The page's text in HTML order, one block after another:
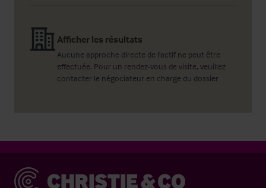
Afficher les résultats
Aucune approche directe de l'actif ne peut être
effectuée. Pour un rendez-vous de visite, veuillez
contacter le négociateur en charge du dossier
Christie & Co